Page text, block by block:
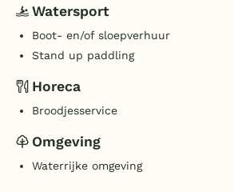
Watersport
Boot- en/of sloepverhuur
Stand up paddling
Horeca
Broodjesservice
Omgeving
Waterrijke omgeving